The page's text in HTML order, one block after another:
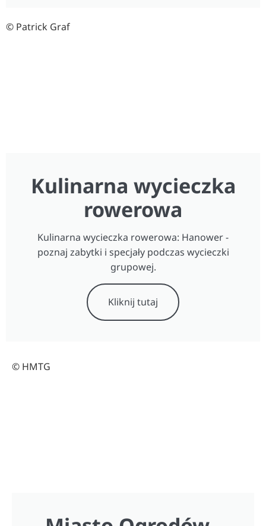
© Patrick Graf
Kulinarna wycieczka
rowerowa
Kulinarna wycieczka rowerowa: Hanower -
poznaj zabytki i specjały podczas wycieczki
grupowej.
Kliknij tutaj
© HMTG